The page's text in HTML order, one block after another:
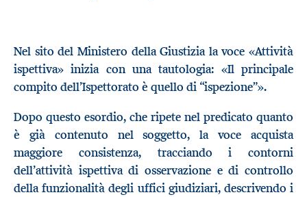
Nel sito del Ministero della Giustizia la voce «Attività
ispettiva» inizia con una tautologia: «Il principale
compito dell’Ispettorato è quello di “ispezione”».
Dopo questo esordio, che ripete nel predicato quanto
è già contenuto nel soggetto, la voce acquista
maggiore consistenza, tracciando i contorni
dell’attività ispettiva di osservazione e di controllo
della funzionalità degli uffici giudiziari, descrivendo i